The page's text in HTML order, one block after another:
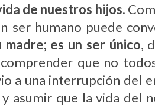
de nuestros hijos.
ser humano puede
es un ser único,
que no
a una interrupción del
asumir que la vida del